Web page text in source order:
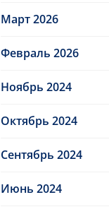
Март 2026
Февраль 2026
Ноябрь 2024
Октябрь 2024
Сентябрь 2024
Июнь 2024